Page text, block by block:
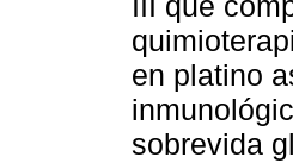
en platino
sobrevida